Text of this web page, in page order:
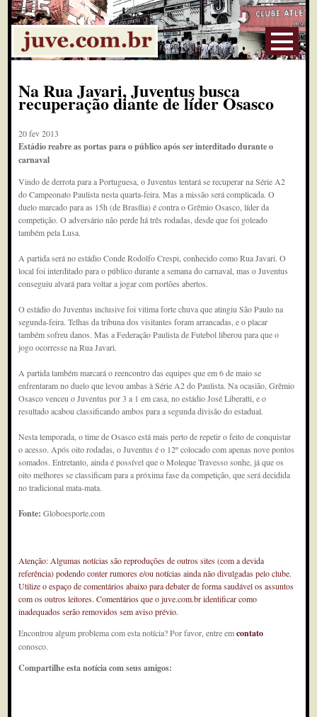
Na Rua Javari, Juventus busca
recuperação diante de líder Osasco
20 fev 2013
Estádio reabre as portas para o público após ser interditado durante o
carnaval
Vindo de derrota para a Portuguesa, o Juventus tentará se recuperar na Série A2
do Campeonato Paulista nesta quarta-feira. Mas a missão será complicada. O
duelo marcado para as 15h (de Brasília) é contra o Grêmio Osasco, líder da
competição. O adversário não perde há três rodadas, desde que foi goleado
também pela Lusa.
A partida será no estádio Conde Rodolfo Crespi, conhecido como Rua Javari. O
local foi interditado para o público durante a semana do carnaval, mas o Juventus
conseguiu alvará para voltar a jogar com portões abertos.
O estádio do Juventus inclusive foi vitima forte chuva que atingiu São Paulo na
segunda-feira. Telhas da tribuna dos visitantes foram arrancadas, e o placar
também sofreu danos. Mas a Federação Paulista de Futebol liberou para que o
jogo ocorresse na Rua Javari.
A partida também marcará o reencontro das equipes que em 6 de maio se
enfrentaram no duelo que levou ambas à Série A2 do Paulista. Na ocasião, Grêmio
Osasco venceu o Juventus por 3 a 1 em casa, no estádio José Liberatti, e o
resultado acabou classificando ambos para a segunda divisão do estadual.
Nesta temporada, o time de Osasco está mais perto de repetir o feito de conquistar
o acesso. Após oito rodadas, o Juventus é o 12º colocado com apenas nove pontos
somados. Entretanto, ainda é possível que o Moleque Travesso sonhe, já que os
oito melhores se classificam para a próxima fase da competição, que será decidida
no tradicional mata-mata.
Fonte:Globoesporte.com
Atenção: Algumas notícias são reproduções de outros sites (com a devida
referência) podendo conter rumores e/ou notícias ainda não divulgadas pelo clube.
Utilize o espaço de comentários abaixo para debater de forma saudável os assuntos
com os outros leitores. Comentários que o juve.com.br identificar como
inadequados serão removidos sem aviso prévio.
Encontrou algum problema com esta notícia? Por favor, entre emcontato
conosco.
Compartilhe esta notícia com seus amigos: